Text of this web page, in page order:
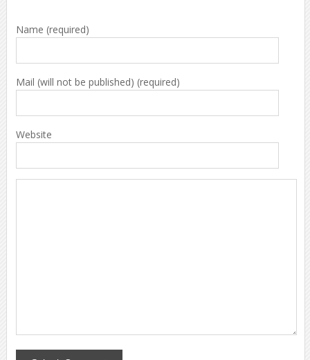
Name (required)
Mail (will not be published) (required)
Website